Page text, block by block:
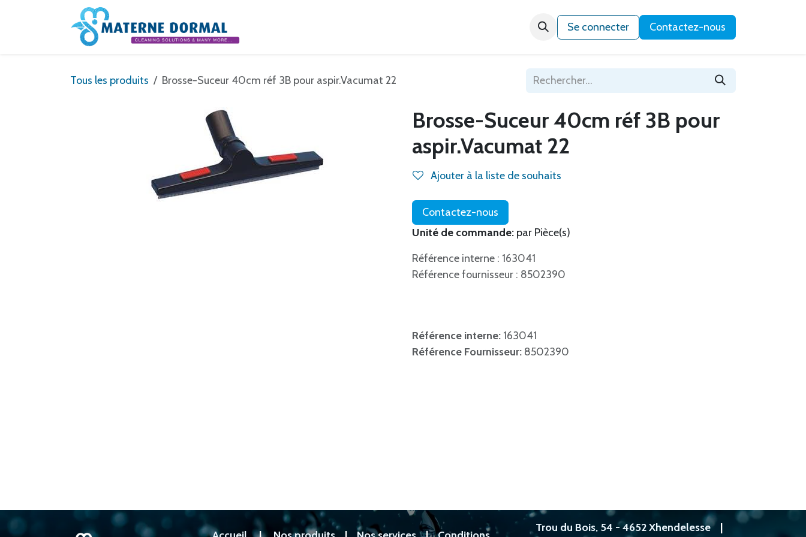
Se rendre au contenu
Qui sommes-nous ?
Se connecter Contactez-nous
Tous les produits Brosse-Suceur 40cm réf 3B pour aspir.Vacumat 22
Brosse-Suceur 40cm réf 3B pour
aspir.Vacumat 22
Ajouter à la liste de souhaits
Contactez-nous
Unité de commande: par Pièce(s)
Référence interne : 163041
Référence fournisseur : 8502390
Référence interne: 163041
Référence Fournisseur: 8502390
Trou du Bois, 54 - 4652 Xhendelesse|